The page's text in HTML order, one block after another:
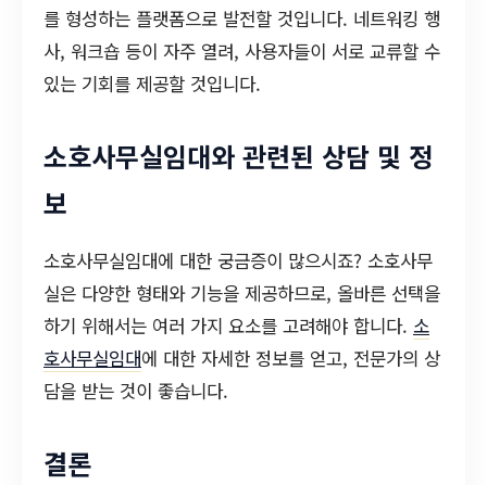
를 형성하는 플랫폼으로 발전할 것입니다. 네트워킹 행
사, 워크숍 등이 자주 열려, 사용자들이 서로 교류할 수
있는 기회를 제공할 것입니다.
소호사무실임대와 관련된 상담 및 정
보
소호사무실임대에 대한 궁금증이 많으시죠? 소호사무
실은 다양한 형태와 기능을 제공하므로, 올바른 선택을
하기 위해서는 여러 가지 요소를 고려해야 합니다. 소
호사무실임대에 대한 자세한 정보를 얻고, 전문가의 상
담을 받는 것이 좋습니다.
결론